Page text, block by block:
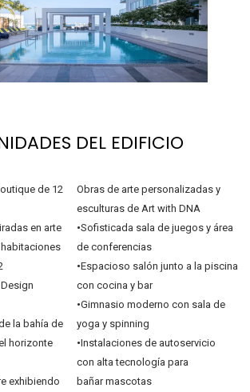
DEL EDIFICIO
de 12
en arte
la bahía de
horizonte
exhibiendo
Obras de arte personalizadas y
esculturas de Art with DNA
•Sofisticada sala de juegos y área
de conferencias
•Espacioso salón junto a la piscina
con cocina y bar
•Gimnasio moderno con sala de
yoga y spinning
•Instalaciones de autoservicio
con alta tecnología para
bañar mascotas